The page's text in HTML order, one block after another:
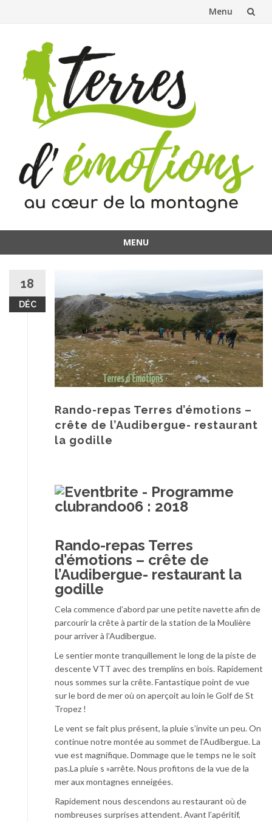
Menu
contenu
MENU
contenu
18
DÉC
Rando-repas Terres d’émotions –
crête de l’Audibergue- restaurant
la godille
Rando-repas Terres
d’émotions – crête de
l’Audibergue- restaurant la
godille
Cela commence d’abord par une petite navette afin de
parcourir la crête à partir de la station de la Moulière
pour arriver à l’Audibergue.
Le sentier monte tranquillement le long de la piste de
descente VTT avec des tremplins en bois. Rapidement
nous sommes sur la crête. Fantastique point de vue
sur le bord de mer où on aperçoit au loin le Golf de St
Tropez !
Le vent se fait plus présent, la pluie s’invite un peu. On
continue notre montée au sommet de l’Audibergue. La
vue est magnifique. Dommage que le temps ne le soit
pas.La pluie s »arrête. Nous profitons de la vue de la
mer aux montagnes enneigées.
Rapidement nous descendons au restaurant où de
nombreuses surprises attendent. Avant l’apéritif,